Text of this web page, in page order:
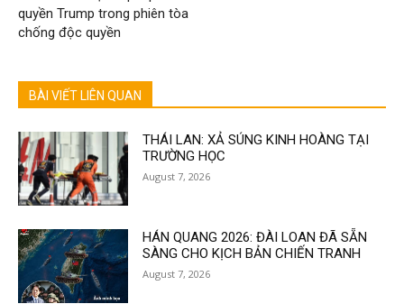
quyền Trump trong phiên tòa
chống độc quyền
BÀI VIẾT LIÊN QUAN
THÁI LAN: XẢ SÚNG KINH HOÀNG TẠI
TRƯỜNG HỌC
August 7, 2026
HÁN QUANG 2026: ĐÀI LOAN ĐÃ SẴN
SÀNG CHO KỊCH BẢN CHIẾN TRANH
August 7, 2026